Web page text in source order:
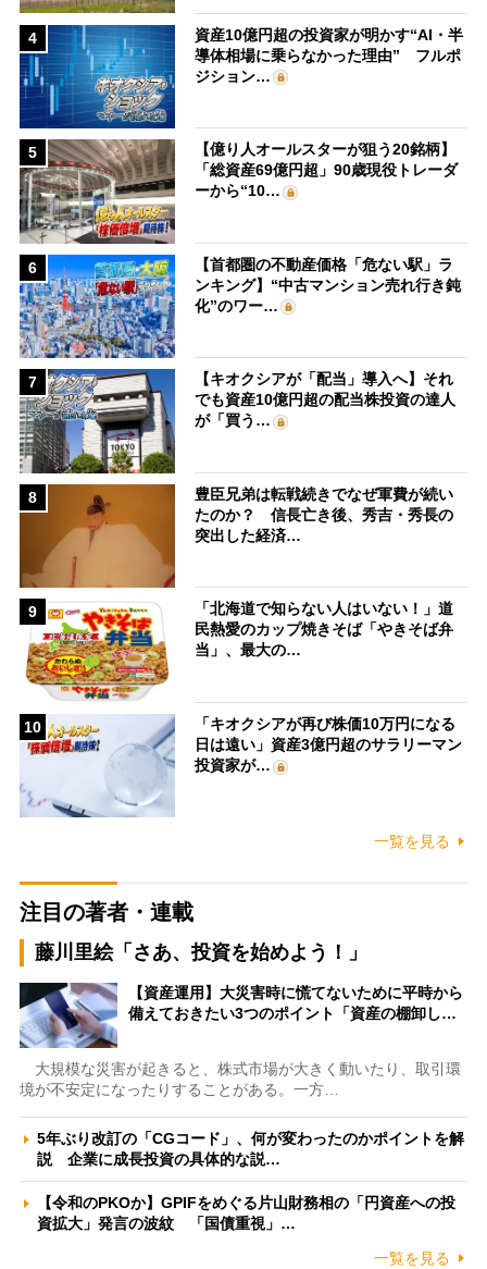
4
資産10億円超の投資家が明かす“AI・半
導体相場に乗らなかった理由” フルポ
ジション…
5
【億り人オールスターが狙う20銘柄】
「総資産69億円超」90歳現役トレーダ
ーから“10…
6
【首都圏の不動産価格「危ない駅」ラ
ンキング】“中古マンション売れ行き鈍
化”のワー…
7
【キオクシアが「配当」導入へ】それ
でも資産10億円超の配当株投資の達人
が「買う…
8
豊臣兄弟は転戦続きでなぜ軍費が続い
たのか？ 信長亡き後、秀吉・秀長の
突出した経済…
9
「北海道で知らない人はいない！」道
民熱愛のカップ焼きそば「やきそば弁
当」、最大の…
10
「キオクシアが再び株価10万円になる
日は遠い」資産3億円超のサラリーマン
投資家が…
一覧を見る
注目の著者・連載
藤川里絵「さあ、投資を始めよう！」
【資産運用】大災害時に慌てないために平時から
備えておきたい3つのポイント「資産の棚卸し…
大規模な災害が起きると、株式市場が大きく動いたり、取引環
境が不安定になったりすることがある。一方…
5年ぶり改訂の「CGコード」、何が変わったのかポイントを解
説 企業に成長投資の具体的な説…
【令和のPKOか】GPIFをめぐる片山財務相の「円資産への投
資拡大」発言の波紋 「国債重視」…
一覧を見る